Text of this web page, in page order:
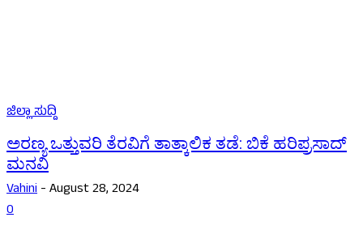
ಜಿಲ್ಲಾ ಸುದ್ದಿ
ಅರಣ್ಯ ಒತ್ತುವರಿ ತೆರವಿಗೆ ತಾತ್ಕಾಲಿಕ ತಡೆ: ಬಿಕೆ ಹರಿಪ್ರಸಾದ್
ಮನವಿ
Vahini-August 28, 2024
0